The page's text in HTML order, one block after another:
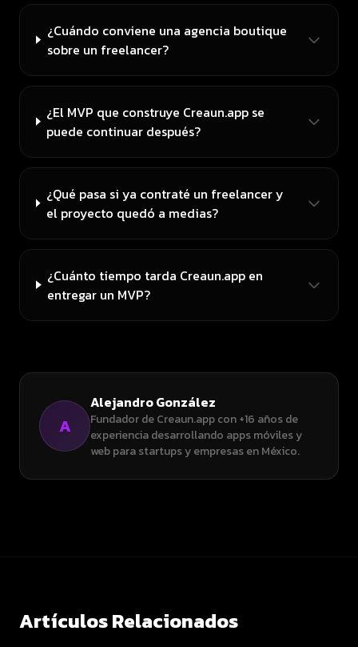
¿Cuándo conviene una agencia boutique
sobre un freelancer?
¿El MVP que construye Creaun.app se
puede continuar después?
¿Qué pasa si ya contraté un freelancer y
el proyecto quedó a medias?
¿Cuánto tiempo tarda Creaun.app en
entregar un MVP?
A
Alejandro González
Fundador de Creaun.app con +16 años de
experiencia desarrollando apps móviles y
web para startups y empresas en México.
Artículos Relacionados